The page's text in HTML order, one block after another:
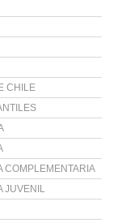
CHILE
COMPLEMENTARIA
JUVENIL